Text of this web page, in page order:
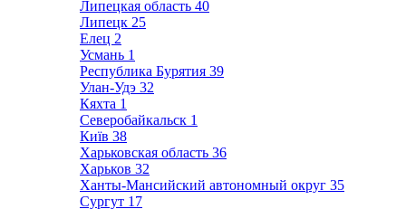
Липецкая область 40
Липецк 25
Елец 2
Усмань 1
Республика Бурятия 39
Улан-Удэ 32
Кяхта 1
Северобайкальск 1
Київ 38
Харьковская область 36
Харьков 32
Ханты-Мансийский автономный округ 35
Сургут 17